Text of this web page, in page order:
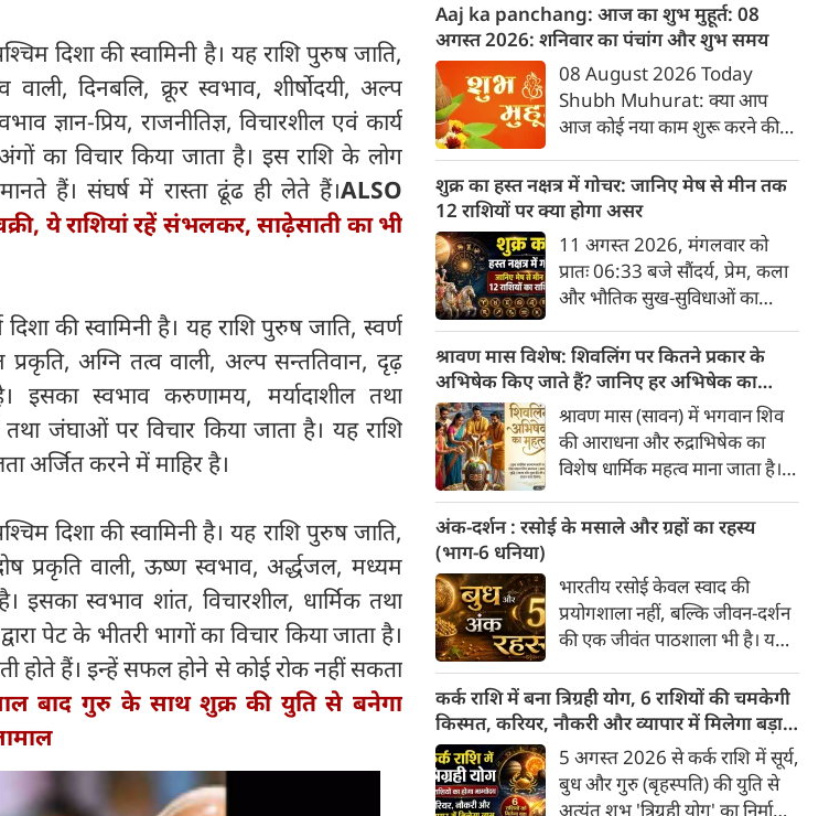
दिशा की स्वामिनी है। यह राशि पुरुष जाति,
दिनबलि, क्रूर स्वभाव, शीर्षोदयी, अल्प
ज्ञान-प्रिय, राजनीतिज्ञ, विचारशील एवं कार्य
का विचार किया जाता है। इस राशि के लोग
हैं। संघर्ष में रास्ता ढूंढ ही लेते हैं।ALSO
ये राशियां रहें संभलकर, साढ़ेसाती का भी
की स्वामिनी है। यह राशि पुरुष जाति, स्वर्ण
प्रकृति, अग्नि तत्व वाली, अल्प सन्ततिवान, दृढ़
इसका स्वभाव करुणामय, मर्यादाशील तथा
तथा जंघाओं पर विचार किया जाता है। यह राशि
अर्जित करने में माहिर है।
दिशा की स्वामिनी है। यह राशि पुरुष जाति,
प्रकृति वाली, ऊष्ण स्वभाव, अर्द्धजल, मध्यम
इसका स्वभाव शांत, विचारशील, धार्मिक तथा
पेट के भीतरी भागों का विचार किया जाता है।
होते हैं। इन्हें सफल होने से कोई रोक नहीं सकता
बाद गुरु के साथ शुक्र की युति से बनेगा
Aaj ka panchang: आज का शुभ मुहूर्त: 08
अगस्‍त 2026: शनिवार का पंचांग और शुभ समय
08 August 2026 Today
Shubh Muhurat: क्या आप
आज कोई नया काम शुरू करने की
लेने वाले हैं? ज्योतिष और पंचांग के
अनुसार, किसी भी शुभ कार्य को सही
मुहूर्त में करने से सफलता की
संभावना बढ़ जाती है। 'वेबदुनिया'
आपके लिए लेकर आया है 08
अगस्‍त, 2026 का विशेष पंचांग और
शुभ-अशुभ मुहूर्त।
शुक्र का हस्त नक्षत्र में गोचर: जानिए मेष से मीन तक
12 राशियों पर क्या होगा असर
11 अगस्त 2026, मंगलवार को
प्रातः 06:33 बजे सौंदर्य, प्रेम, कला
और भौतिक सुख-सुविधाओं का
के चतुर्थ पद से निकलकर हस्त नक्षत्र
के प्रथम पद में प्रवेश करेगा। हस्त
नक्षत्र के स्वामी चंद्रमा हैं, जो मन और
भावनाओं का प्रतिनिधित्व करते हैं।
सौंदर्य के कारक शुक्र का चंद्रमा के
नक्षत्र में प्रवेश सभी 12 राशियों के
जीवन में रचनात्मकता, आर्थिक
स्थिति और व्यक्तिगत संबंधों पर
श्रावण मास विशेष: शिवलिंग पर कितने प्रकार के
अभिषेक किए जाते हैं? जानिए हर अभिषेक का
महत्व
श्रावण मास (सावन) में भगवान शिव
की आराधना और रुद्राभिषेक का
विशेष धार्मिक महत्व माना जाता है।
अलग-अलग द्रव्यों (सामग्रियों) से
प्रकार के फल प्राप्त होते हैं। भगवान
शिव को "अभिषेक प्रिय" माना गया
है। यहाँ मुख्य प्रकार के शिव-अभिषेक
और उनके महत्व की पूरी जानकारी दी
गई है।
अंक-दर्शन : रसोई के मसाले और ग्रहों का रहस्य
(भाग-6 धनिया)
भारतीय रसोई केवल स्वाद की
प्रयोगशाला नहीं, बल्कि जीवन-दर्शन
की एक जीवंत पाठशाला भी है। यहां
सुगंध या औषधीय गुण ही नहीं, बल्कि
एक सांस्कृतिक संकेत भी समेटे रहता
है। यदि हल्दी स्थिरता का बोध कराती
है, लाल मिर्च ऊर्जा का प्रतीक बनती
है और तेजपत्ता अदृश्य प्रभावों की
कर्क राशि में बना त्रिग्रही योग, 6 राशियों की चमकेगी
किस्मत, करियर, नौकरी और व्यापार में मिलेगा बड़ा
लाभ
5 अगस्त 2026 से कर्क राशि में सूर्य,
बुध और गुरु (बृहस्पति) की युति से
अत्यंत शुभ 'त्रिग्रही योग' का निर्माण